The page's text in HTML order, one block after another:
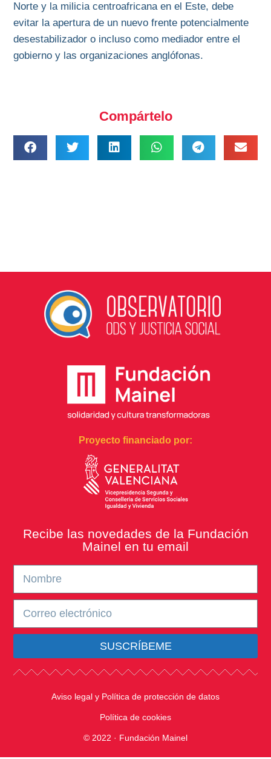
Norte y la milicia centroafricana en el Este, debe
evitar la apertura de un nuevo frente potencialmente
desestabilizador o incluso como mediador entre el
gobierno y las organizaciones anglófonas.
Compártelo
Proyecto financiado por:
Recibe las novedades de la Fundación
Mainel en tu email
SUSCRÍBEME
Aviso legal y Política de protección de datos
Política de cookies
© 2022 · Fundación Mainel